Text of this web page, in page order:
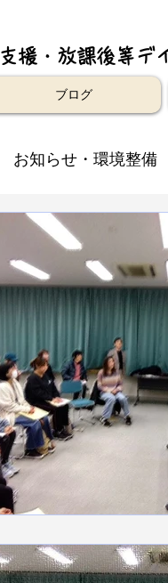
援・放課後等デ
ブログ
お知らせ・環境整備